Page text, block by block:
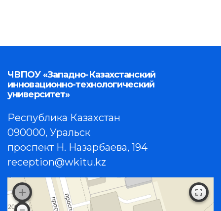
ЧВПОУ «Западно-Казахстанский
инновационно-технологический
университет»
Республика Казахстан
090000, Уральск
проспект Н. Назарбаева, 194
reception@wkitu.kz